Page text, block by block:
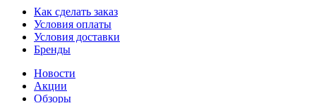
Как сделать заказ
Условия оплаты
Условия доставки
Бренды
Новости
Акции
Обзоры